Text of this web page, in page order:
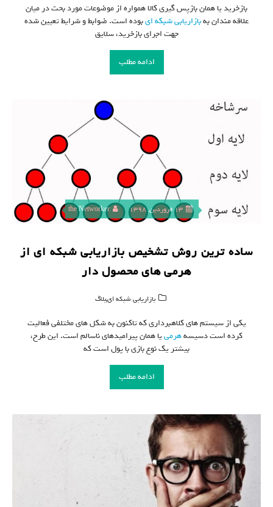
بازخرید یا همان بازپس گیری کالا همواره از موضوعات مورد بحث در میان
علاقه مندان بهبازاریابی شبکه ایبوده است. ضوابط و شرایط تعیین شده
جهت اجرای بازخرید، سلایق
ادامه مطلب
13 فروردین, 1398 the Networker
ساده ترین روش تشخیص بازاریابی شبکه ای از
هرمی های محصول دار
بازاریابی شبکه ای,بلاگ
یکی از سیستم های کلاهبرداری که تاکنون به شکل های مختلفی فعالیت
کرده است دسیسههرمییا همان پیرامیدهای ناسالم است. این طرح،
بیشتر یک نوع بازی با پول است که
ادامه مطلب